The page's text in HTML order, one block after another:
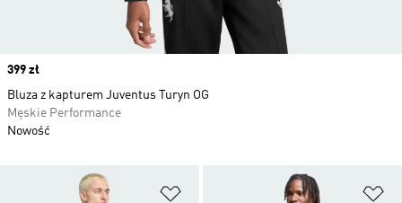
Dodaj do listy życzeń
Price
399 zł
Bluza z kapturem Juventus Turyn OG
Męskie Performance
Nowość